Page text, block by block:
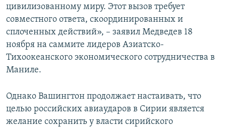
цивилизованному миру. Этот вызов требует
совместного ответа, скоординированных и
сплоченных действий», – заявил Медведев 18
ноября на саммите лидеров Азиатско-
Тихоокеанского экономического сотрудничества в
Маниле.
Однако Вашингтон продолжает настаивать, что
целью российских авиаударов в Сирии является
желание сохранить у власти сирийского